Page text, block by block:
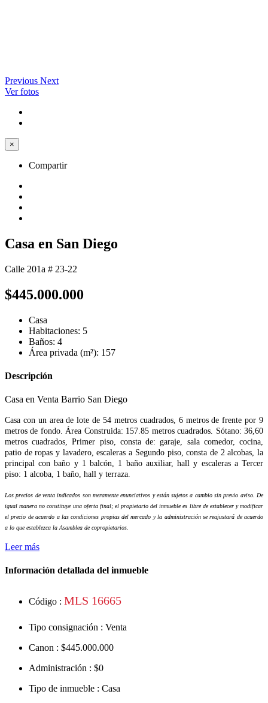
Previous Next
Ver fotos
×
Compartir
Casa en San Diego
Calle 201a # 23-22
$445.000.000
Casa
Habitaciones: 5
Baños: 4
Área privada (m²): 157
Descripción
Casa en Venta Barrio San Diego
Casa con un area de lote de 54 metros cuadrados, 6 metros de frente por 9
metros de fondo. Área Construida: 157.85 metros cuadrados. Sótano: 36,60
metros cuadrados, Primer piso, consta de: garaje, sala comedor, cocina,
patio de ropas y lavadero, escaleras a Segundo piso, consta de 2 alcobas, la
principal con baño y 1 balcón, 1 baño auxiliar, hall y escaleras a Tercer
piso: 1 alcoba, 1 baño, hall y terraza.
Los precios de venta indicados son meramente enunciativos y están sujetos a cambio sin previo aviso. De
igual manera no constituye una oferta final; el propietario del inmueble es libre de establecer y modificar
el precio de acuerdo a las condiciones propias del mercado y la administración se reajustará de acuerdo
a lo que establezca la Asamblea de copropietarios.
Leer más
Información detallada del inmueble
Código : MLS 16665
Tipo consignación : Venta
Canon : $445.000.000
Administración : $0
Tipo de inmueble : Casa